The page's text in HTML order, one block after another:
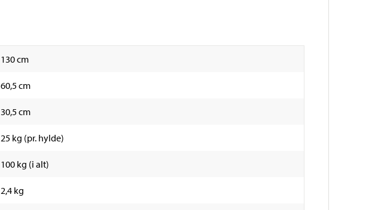
130 cm
60,5 cm
30,5 cm
25 kg (pr. hylde)
100 kg (i alt)
2,4 kg